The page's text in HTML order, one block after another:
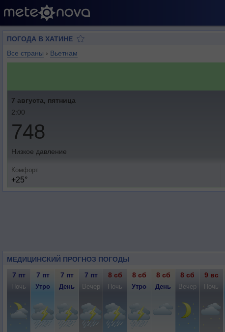
ПОГОДА В ХАТИНЕ
Все страны › Вьетнам
7 августа, пятница
2:00
748
Низкое давление
Комфорт
+25°
МЕДИЦИНСКИЙ ПРОГНОЗ ПОГОДЫ
7 пт 7 пт 7 пт 7 пт 8 сб 8 сб 8 сб 8 сб 9 вс
Ночь Утро День Вечер Ночь Утро День Вечер Ночь